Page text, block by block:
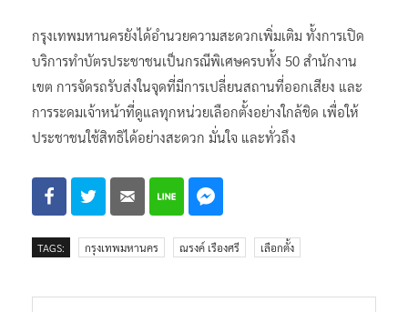
กรุงเทพมหานครยังได้อำนวยความสะดวกเพิ่มเติม ทั้งการเปิด
บริการทำบัตรประชาชนเป็นกรณีพิเศษครบทั้ง 50 สำนักงาน
เขต การจัดรถรับส่งในจุดที่มีการเปลี่ยนสถานที่ออกเสียง และ
การระดมเจ้าหน้าที่ดูแลทุกหน่วยเลือกตั้งอย่างใกล้ชิด เพื่อให้
ประชาชนใช้สิทธิได้อย่างสะดวก มั่นใจ และทั่วถึง
TAGS: กรุงเทพมหานคร ณรงค์ เรืองศรี เลือกตั้ง